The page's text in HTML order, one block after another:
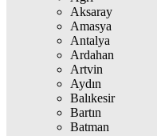
Aksaray
Amasya
Antalya
Ardahan
Artvin
Aydın
Balıkesir
Bartın
Batman